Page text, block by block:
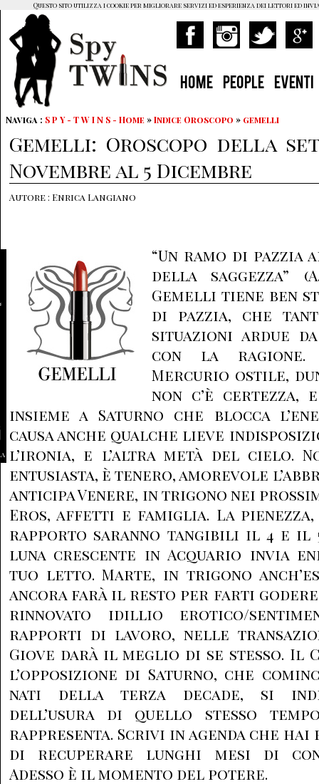
HOME PEOPLE EVENTI
Naviga : S P Y - T W I N S - Home »Indice Oroscopo » gemelli
Gemelli: Oroscopo della
Novembre al 5 Dicembre
Autore : Enrica Langiano
“Un ramo di pazzia
della saggezza”
Gemelli tiene ben
di pazzia, che
situazioni ardue
con la ragione.
Mercurio ostile,
non c’è certezza,
insieme a Saturno che blocca
causa anche qualche lieve
l’ironia, e l’altra metà del cielo.
entusiasta, è tenero, amorevole
anticipa Venere, in trigono nei
Eros, affetti e famiglia. La
rapporto saranno tangibili il 4 e il
luna crescente in Acquario invia
tuo letto. Marte, in trigono
ancora farà il resto per farti godere
rinnovato idillio erotico/
rapporti di lavoro, nelle
Giove darà il meglio di se stesso. Il
l’opposizione di Saturno, che
nati della terza decade, si
dell’usura di quello stesso
rappresenta. Scrivi in agenda che
di recuperare lunghi mesi di
Adesso è il momento del potere.
Questo sito utilizza i cookie per migliorare servizi ed esperienza dei lettori ed